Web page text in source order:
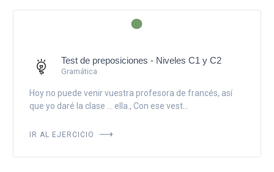
Test de preposiciones - Niveles C1 y C2
Gramática
Hoy no puede venir vuestra profesora de francés, así
que yo daré la clase ... ella., Con ese vest...
IR AL EJERCICIO